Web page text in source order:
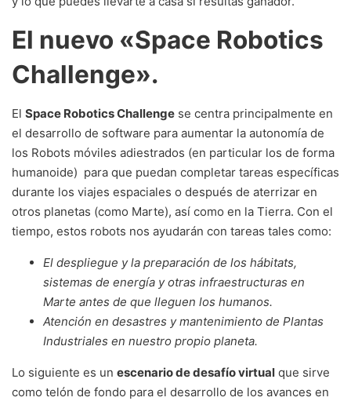
El nuevo «Space Robotics
Challenge».
El Space Robotics Challenge se centra principalmente en
el desarrollo de software para aumentar la autonomía de
los Robots móviles adiestrados (en particular los de forma
humanoide) para que puedan completar tareas específicas
durante los viajes espaciales o después de aterrizar en
otros planetas (como Marte), así como en la Tierra. Con el
tiempo, estos robots nos ayudarán con tareas tales como:
El despliegue y la preparación de los hábitats,
sistemas de energía y otras infraestructuras en
Marte antes de que lleguen los humanos.
Atención en desastres y mantenimiento de Plantas
Industriales en nuestro propio planeta.
Lo siguiente es un escenario de desafío virtual que sirve
como telón de fondo para el desarrollo de los avances en